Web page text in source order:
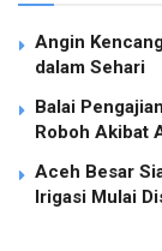
Angin
dalam Sehari
Balai
Roboh Akibat
Aceh Besar
Irigasi Mulai